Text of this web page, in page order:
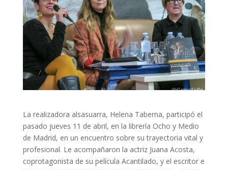
La realizadora alsasuarra, Helena Taberna, participó el
pasado jueves 11 de abril, en la librería Ocho y Medio
de Madrid, en un encuentro sobre su trayectoria vital y
profesional. Le acompañaron la actriz Juana Acosta,
coprotagonista de su película Acantilado, y el escritor e